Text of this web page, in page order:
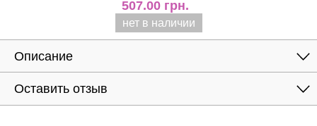
507.00 грн.
нет в наличии
Описание
Оставить отзыв